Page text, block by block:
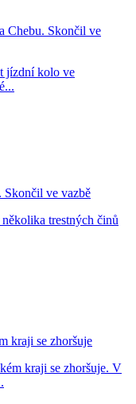
Chebu. Skončil ve
jízdní kolo ve
Skončil ve vazbě
trestných činů
kraji se zhoršuje
kraji se zhoršuje. V